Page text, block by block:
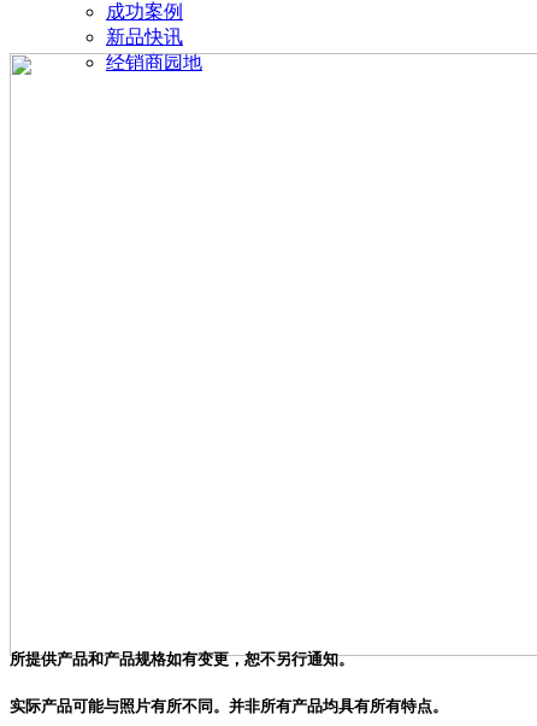
成功案例
新品快讯
经销商园地
所提供产品和产品规格如有变更，恕不另行通知。
实际产品可能与照片有所不同。并非所有产品均具有所有特点。